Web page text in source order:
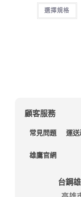
選擇規格
顧客服務
常見問題 運
雄鷹官網
台鋼